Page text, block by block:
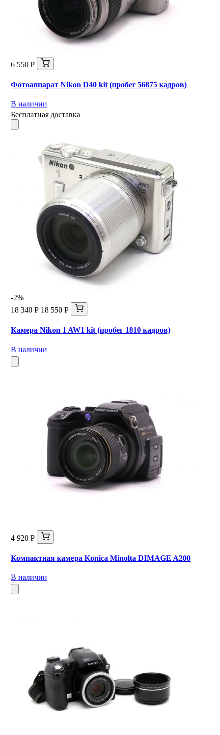
6 550 Р
Фотоаппарат Nikon D40 kit (пробег 56875 кадров)
В наличии
Бесплатная доставка
-2%
18 340 Р 18 550 Р
Камера Nikon 1 AW1 kit (пробег 1810 кадров)
В наличии
4 920 Р
Компактная камера Konica Minolta DIMAGE A200
В наличии